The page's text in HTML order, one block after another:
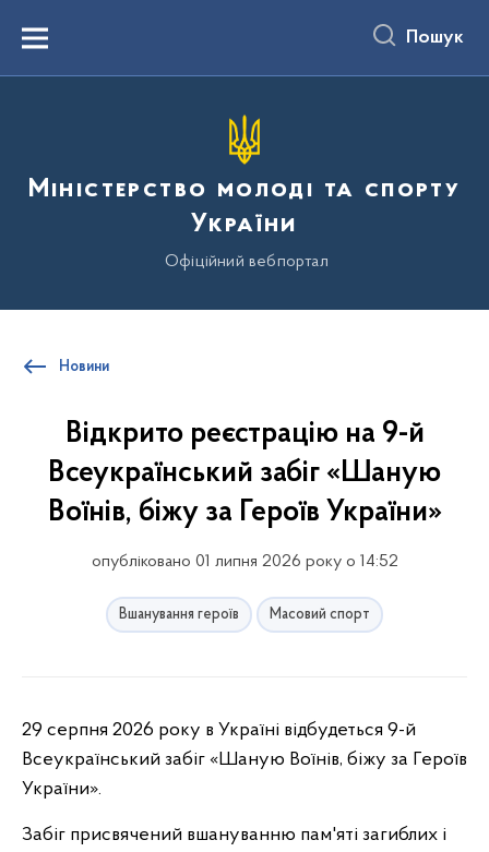
вмістуMenu Пошук
Міністерство молоді та спорту
України
Офіційний вебпортал
Новини
Відкрито реєстрацію на 9-й
Всеукраїнський забіг «Шаную
Воїнів, біжу за Героїв України»
опубліковано 01 липня 2026 року о 14:52
Вшанування героїв Масовий спорт
29 серпня 2026 року в Україні відбудеться 9-й
Всеукраїнський забіг «Шаную Воїнів, біжу за Героїв
України».
Забіг присвячений вшануванню пам'яті загиблих і